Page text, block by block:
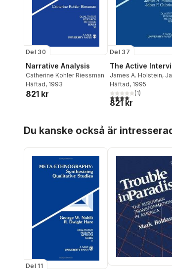
Del 30
Narrative Analysis
Catherine Kohler Riessman
Häftad, 1993
821 kr
Del 37
The Active
James A. Holstein,
Gubrium,James A.
Häftad, 1995
4,0utav 5 stjärnor.
(1)
821 kr
Du kanske också är
Del 11